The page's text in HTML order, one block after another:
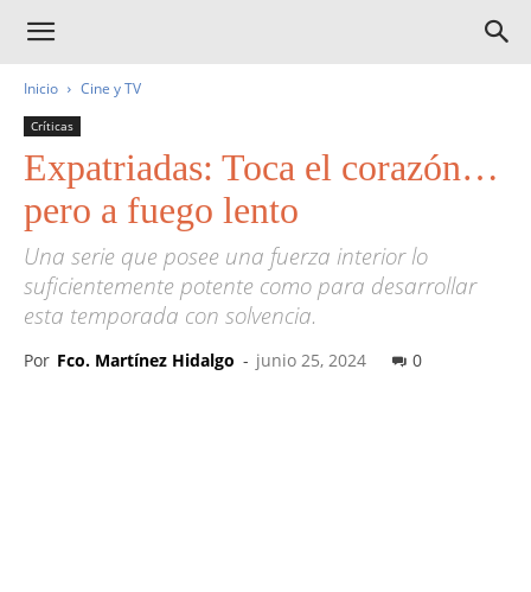
Inicio Cine y TV
Críticas
Expatriadas: Toca el corazón…
pero a fuego lento
Una serie que posee una fuerza interior lo
suficientemente potente como para desarrollar
esta temporada con solvencia.
Por Fco. Martínez Hidalgo - junio 25, 2024 0